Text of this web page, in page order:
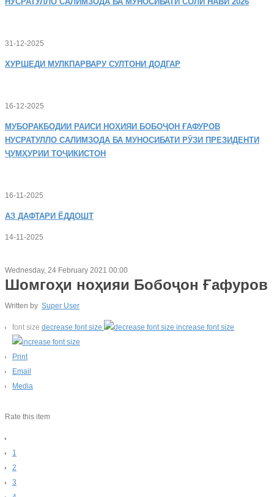
31-12-2025
ХУРШЕДИ МУЛКПАРВАРУ СУЛТОНИ ДОДГАР
16-12-2025
МУБОРАКБОДИИ РАИСИ НОҲИЯИ БОБОҶОН ҒАФУРОВ
НУСРАТУЛЛО САЛИМЗОДА БА МУНОСИБАТИ РӮЗИ ПРЕЗИДЕНТИ
ҶУМҲУРИИ ТОҶИКИСТОН
16-11-2025
АЗ ДАФТАРИ ЁДДОШТ
14-11-2025
Wednesday, 24 February 2021 00:00
Шомгоҳи ноҳияи Бобоҷон Ғафуров
Written by Super User
font size decrease font size increase font size
Print
Email
Media
Rate this item
1
2
3